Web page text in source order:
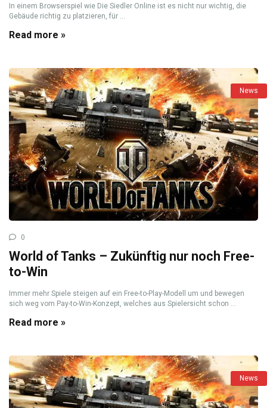
In einem Browserspiel wie Die Siedler Online ist es nicht nur wichtig, die
Gebäude richtig zu platzieren, für ...
Read more »
News
0
World of Tanks – Zukünftig nur noch Free-
to-Win
Immer mehr Spiele steigen auf ein Free-to-Play-Modell um und bewegen
sich weg vom Pay-to-Win-Konzept, welches aus Spielersicht schon ...
Read more »
News